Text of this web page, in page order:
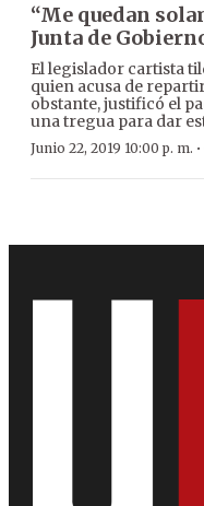
“Me quedan
Junta de
El legislador cartista
quien acusa de
obstante, justificó el
una tregua para dar
Junio 22, 2019 10:00 p. m. ·